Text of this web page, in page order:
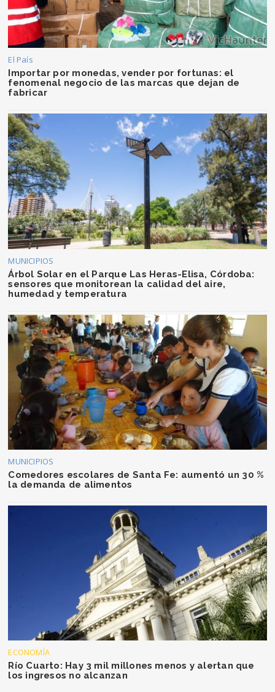
El País
Importar por monedas, vender por fortunas: el
fenomenal negocio de las marcas que dejan de
fabricar
MUNICIPIOS
Árbol Solar en el Parque Las Heras-Elisa, Córdoba:
sensores que monitorean la calidad del aire,
humedad y temperatura
MUNICIPIOS
Comedores escolares de Santa Fe: aumentó un 30 %
la demanda de alimentos
ECONOMÍA
Río Cuarto: Hay 3 mil millones menos y alertan que
los ingresos no alcanzan